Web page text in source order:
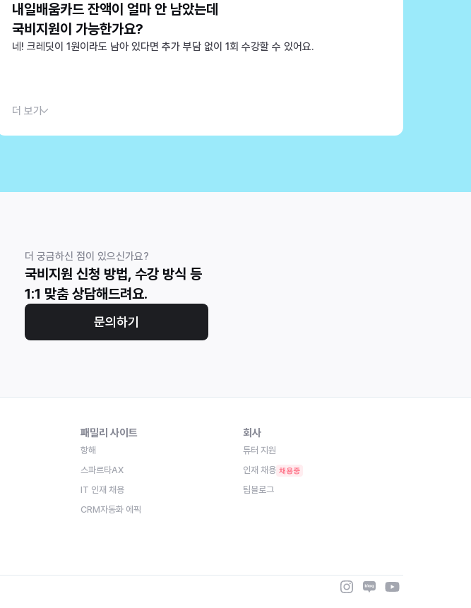
내일배움카드 잔액이 얼마 안 남았는데
국비지원이 가능한가요?
네! 크레딧이 1원이라도 남아 있다면 추가 부담 없이 1회 수강할 수 있어요.
더 보기
더 궁금하신 점이 있으신가요?
국비지원 신청 방법, 수강 방식 등
1:1 맞춤 상담해드려요.
문의하기
패밀리 사이트
항해
스파르타AX
IT 인재 채용
CRM자동화 에픽
회사
튜터 지원
인재 채용 채용중
팀블로그